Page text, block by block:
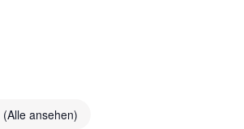
(Alle ansehen)